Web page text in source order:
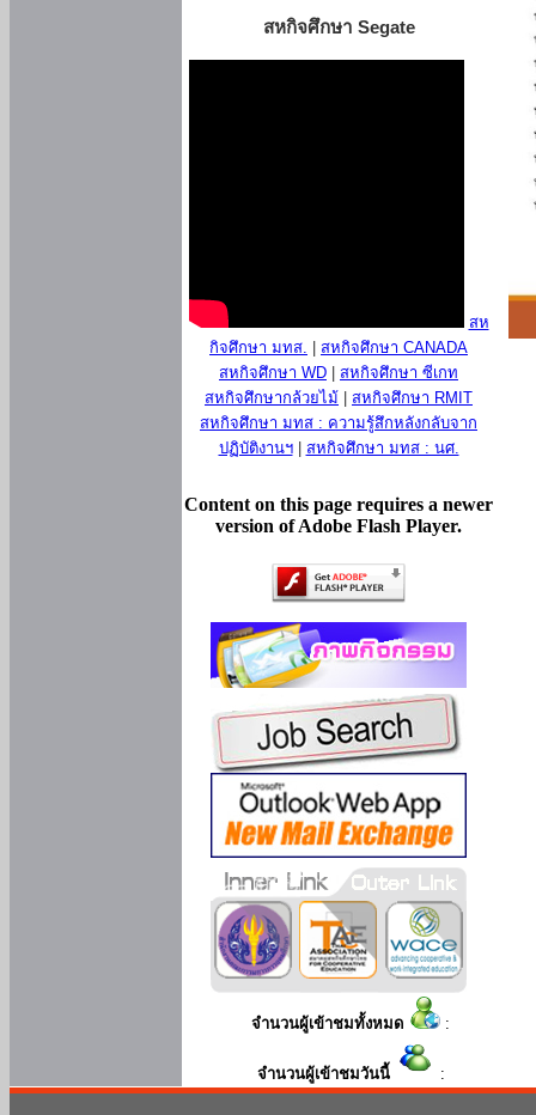
สหกิจศึกษา Segate
สห
กิจศึกษา มทส.
สหกิจศึกษา CANADA
สหกิจศึกษา WD
สหกิจศึกษา ซีเกท
สหกิจศึกษากล้วยไม้
สหกิจศึกษา RMIT
สหกิจศึกษา มทส : ความรู้สึกหลังกลับจาก
ปฏิบัติงานฯ| สหกิจศึกษา มทส : นศ.
Content on this page requires a newer
version of Adobe Flash Player.
จำนวนผู้เข้าชมทั้งหมด :
จำนวนผู้เข้าชมวันนี้ :